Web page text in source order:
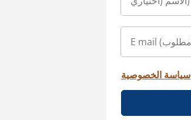
سياسة الخصوصية